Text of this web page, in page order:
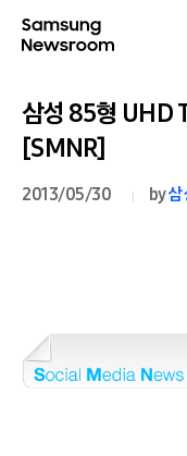
삼성 85형 UHD
[SMNR]
2013/05/30 by삼